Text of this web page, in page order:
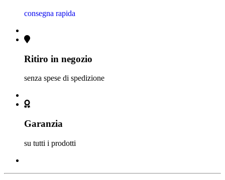
consegna rapida
Ritiro in negozio
senza spese di spedizione
Garanzia
su tutti i prodotti